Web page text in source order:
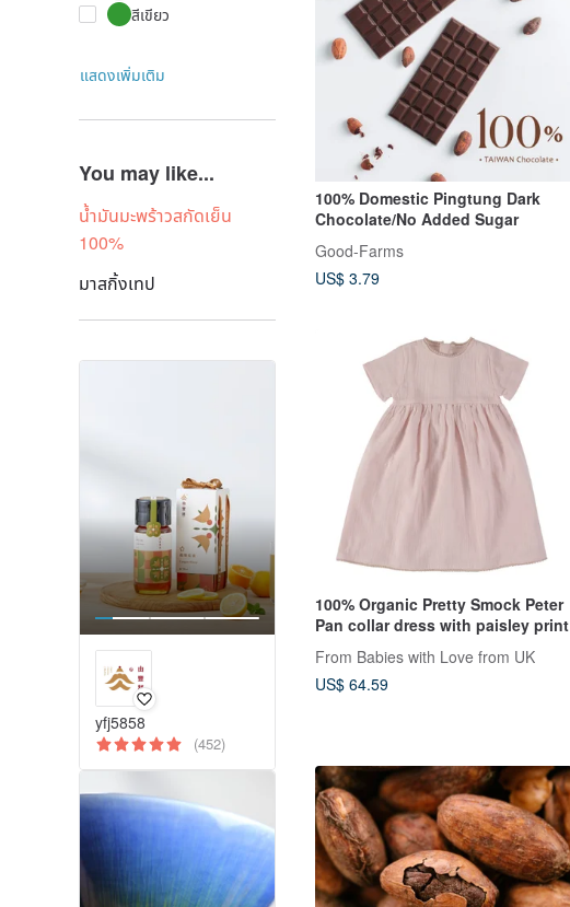
สีเขียว
แสดงเพิ่มเติม
You may like...
น้ำมันมะพร้าวสกัดเย็น
100%
มาสกิ้งเทป
yfj5858
(452)
100% Domestic Pingtung Dark
Chocolate/No Added Sugar
Good-Farms
US$ 3.79
100% Organic Pretty Smock Peter
Pan collar dress with paisley print
From Babies with Love from UK
US$ 64.59